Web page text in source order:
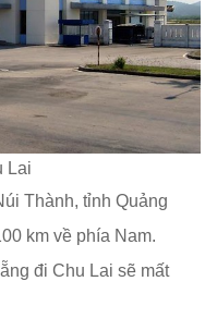
Lai
Thành, tỉnh Quảng
km về phía Nam.
đi Chu Lai sẽ mất